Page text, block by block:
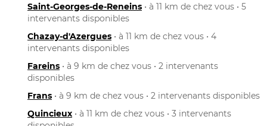
Saint-Georges-de-Reneins • à 11 km de chez vous • 5
intervenants disponibles
Chazay-d'Azergues • à 11 km de chez vous • 4
intervenants disponibles
Fareins • à 9 km de chez vous • 2 intervenants
disponibles
Frans • à 9 km de chez vous • 2 intervenants disponibles
Quincieux • à 11 km de chez vous • 3 intervenants